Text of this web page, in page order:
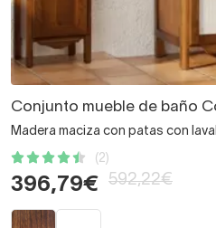
Conjunto mueble de baño
Madera maciza con patas con
(2)
396,79€ 592,22€